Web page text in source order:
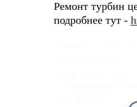
Ремонт турбин
подробнее тут -